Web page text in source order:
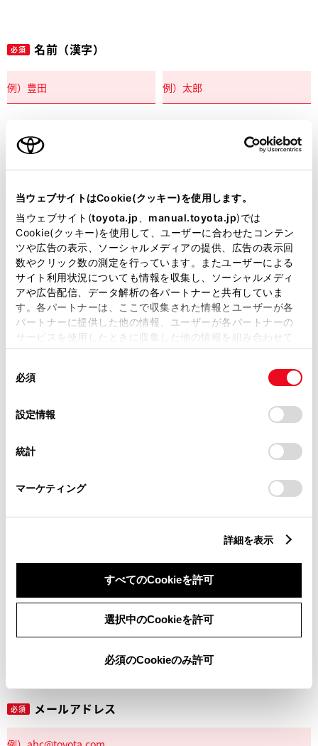
当ウェブサイトはCookie(クッキー)を使用します。
当ウェブサイト(toyota.jp manual.toyota.jp)では
Cookie(クッキー)を使用して、ユーザーに合わせたコンテン
ツや広告の表示、ソーシャルメディアの提供、広告の表示回
数やクリック数の測定を行っています。またユーザーによる
サイト利用状況についても情報を収集し、ソーシャルメディ
アや広告配信、データ解析の各パートナーと共有していま
す。各パートナーは、ここで収集された情報とユーザーが各
パートナーに提供した他の情報、ユーザーが各パートナーの
サービスを使用したときに収集した他の情報を組み合わせて
使用することがあります。当ウェブサイトの使用を続行する
デバイスにすべてのCookie(クッキー)が保存されることに同
意したことになります。Cookie(クッキー)のオプトアウト、
設定の変更、同意を撤回したりするにあたっては、当社の
「Cookie（クッキー）情報の取り扱いについて
」をご覧くだ
必須
設定情報
統計
マーケティング
詳細を表示
すべてのCookieを許可
選択中のCookieを許可
必須のCookieのみ許可
必須 名前（漢字）
必須 名前（カナ）
必須 郵便番号
住所自動入力
必須 都道府県
必須 市区町村名
丁目番地
必須 メールアドレス